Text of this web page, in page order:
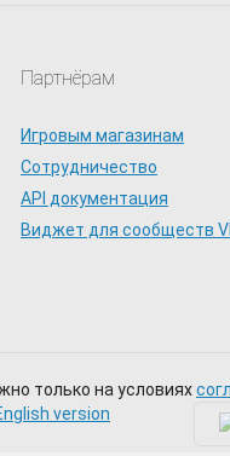
4 SEPARATE WAYS
Партнёрам
Игровым магазинам
Сотрудничество
API документация
Виджет для сообществ
только на условиях
version